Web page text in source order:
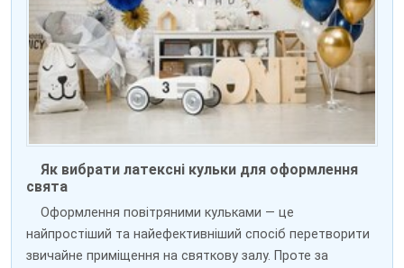
Як вибрати латексні кульки для оформлення
свята
Оформлення повітряними кульками — це
найпростіший та найефективніший спосіб перетворити
звичайне приміщення на святкову залу. Проте за